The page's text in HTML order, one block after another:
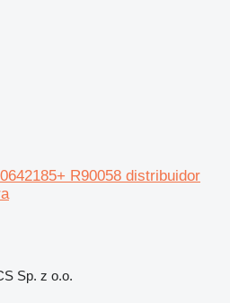
R90058 distribuidor
Sp. z o.o.